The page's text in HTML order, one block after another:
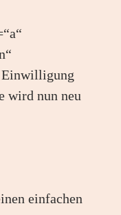
Einwilligung
wird nun neu
einfachen